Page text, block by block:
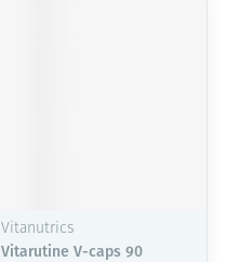
Vitanutrics
Vitarutine V-caps 90